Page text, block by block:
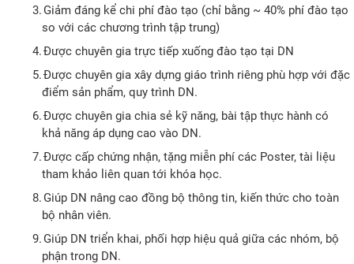
3. Giảm đáng kể chi phí đào tạo (chỉ bằng ~ 40% phí đào tạo
so với các chương trình tập trung)
4.Được chuyên gia trực tiếp xuống đào tạo tại DN
5.Được chuyên gia xây dựng giáo trình riêng phù hợp với đặc
điểm sản phẩm, quy trình DN.
6.Được chuyên gia chia sẻ kỹ năng, bài tập thực hành có
khả năng áp dụng cao vào DN.
7.Được cấp chứng nhận, tặng miễn phí các Poster, tài liệu
tham khảo liên quan tới khóa học.
8. Giúp DN nâng cao đồng bộ thông tin, kiến thức cho toàn
bộ nhân viên.
9. Giúp DN triển khai, phối hợp hiệu quả giữa các nhóm, bộ
phận trong DN.